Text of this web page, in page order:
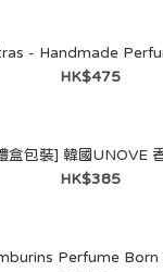
HK$475
HK$385